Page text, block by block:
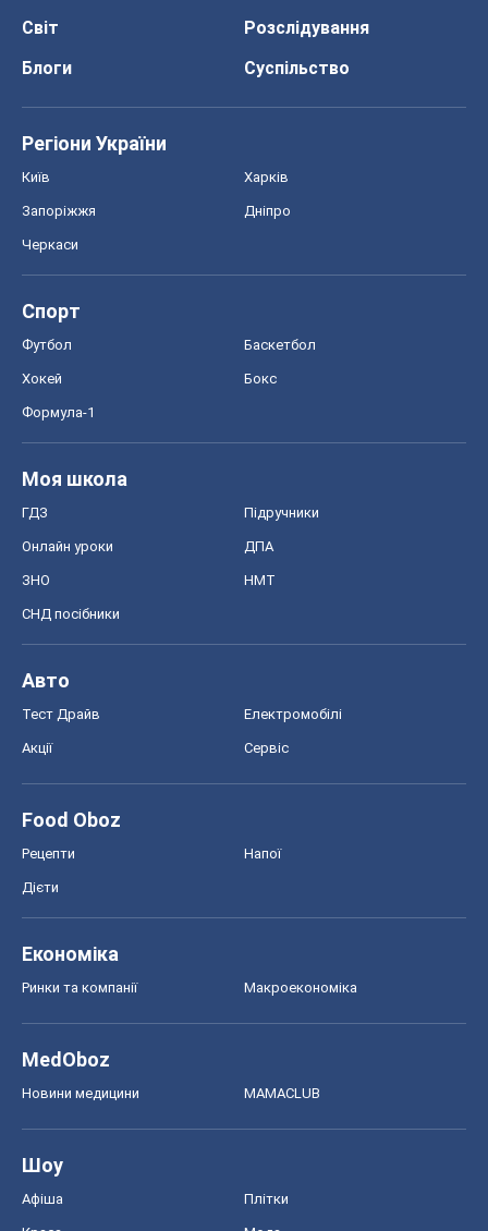
Світ
Розслідування
Блоги
Суспільство
Регіони України
Київ Харків
Запоріжжя Дніпро
Черкаси
Спорт
Футбол Баскетбол
Хокей Бокс
Формула-1
Моя школа
ГДЗ Підручники
Онлайн уроки ДПА
ЗНО НМТ
СНД посібники
Авто
Тест Драйв Електромобілі
Акції Сервіс
Food Oboz
Рецепти Напої
Дієти
Економіка
Ринки та компанії Макроекономіка
MedOboz
Новини медицини MAMACLUB
Шоу
Афіша Плітки